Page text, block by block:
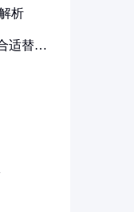
析
适替代